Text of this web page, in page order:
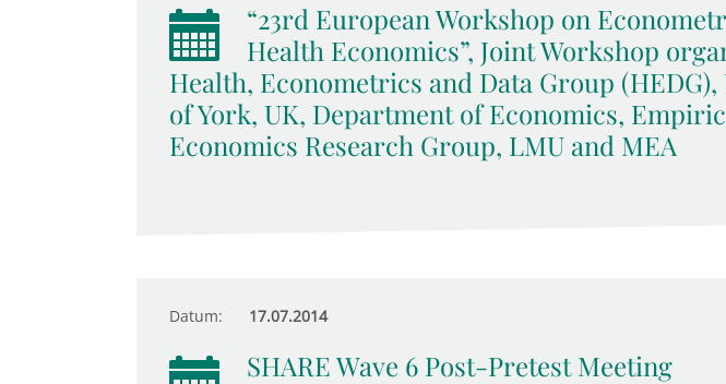
“23rd European Workshop on
Health Economics”, Joint Workshop
Health, Econometrics and Data Group
of York, UK, Department of Economics,
Economics Research Group, LMU and MEA
Datum: 17.07.2014
SHARE Wave 6 Post-Pretest Meeting